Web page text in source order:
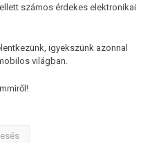
számos érdekes elektronikai
igyekszünk azonnal
világban.